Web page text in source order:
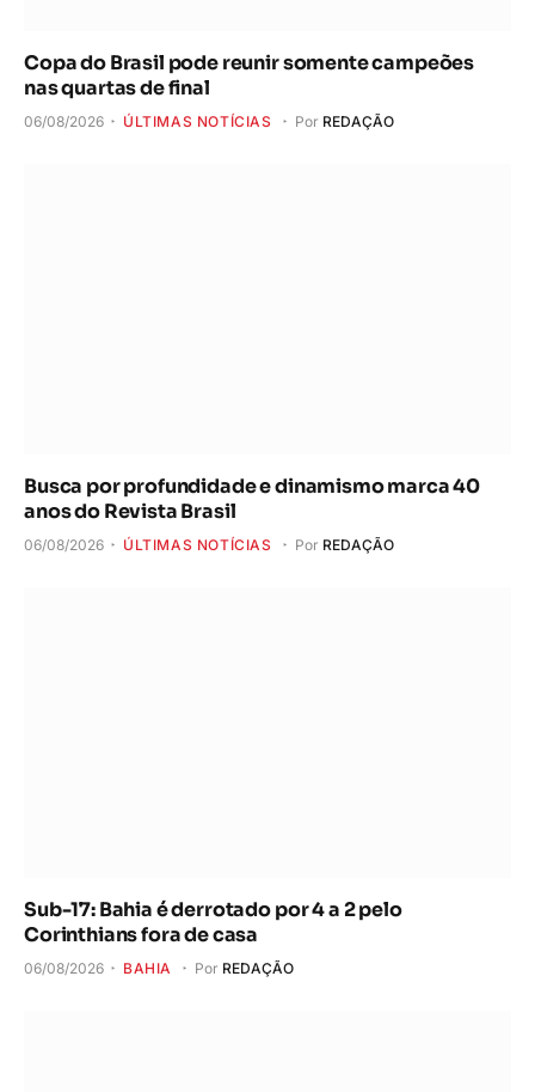
Copa do Brasil pode reunir somente campeões
nas quartas de final
06/08/2026 ÚLTIMAS NOTÍCIAS Por REDAÇÃO
Busca por profundidade e dinamismo marca 40
anos do Revista Brasil
06/08/2026 ÚLTIMAS NOTÍCIAS Por REDAÇÃO
Sub-17: Bahia é derrotado por 4 a 2 pelo
Corinthians fora de casa
06/08/2026 BAHIA Por REDAÇÃO